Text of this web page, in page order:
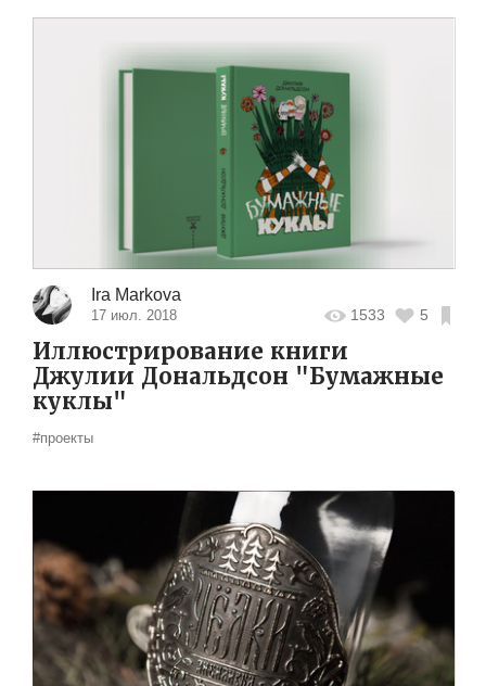
Ira Markova
17 июл. 2018 1533 5
Иллюстрирование книги
Джулии Дональдсон "Бумажные
куклы"
#проекты